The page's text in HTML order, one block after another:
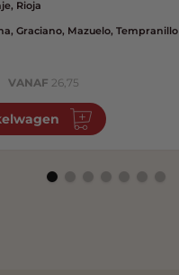
Rioja
Graciano, Mazuelo, Tempranillo
VANAF 26,75